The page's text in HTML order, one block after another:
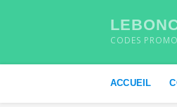
CODES
ACCUEIL